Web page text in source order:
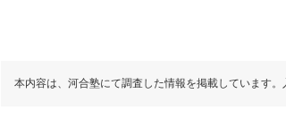
本内容は、河合塾にて調査した情報を掲載しています